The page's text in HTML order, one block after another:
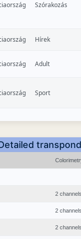
Szórakozás
Hírek
Adult
Sport
2 channels
2 channels
2 channels